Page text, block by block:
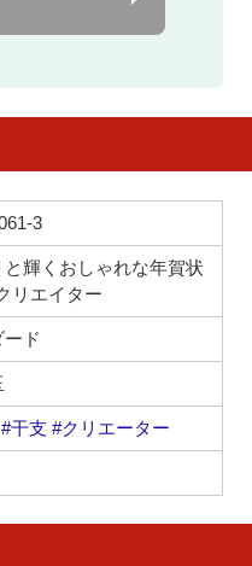
3
と輝くおしゃれな年賀状
リエイター
ード
#干支 #クリエーター